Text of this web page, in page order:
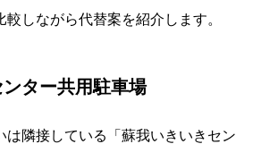
較しながら代替案を紹介します。
ター共用駐車場
は隣接している「蘇我いきいきセン